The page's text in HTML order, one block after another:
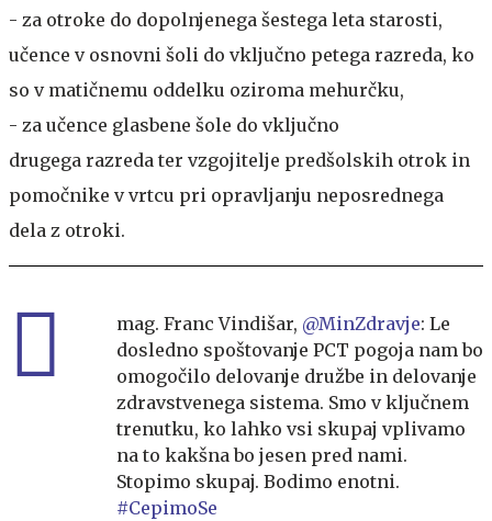
- za otroke do dopolnjenega šestega leta starosti,
učence v osnovni šoli do vključno petega razreda, ko
so v matičnemu oddelku oziroma mehurčku,
- za učence glasbene šole do vključno
drugega razreda ter vzgojitelje predšolskih otrok in
pomočnike v vrtcu pri opravljanju neposrednega
dela z otroki.
mag. Franc Vindišar, @MinZdravje: Le
dosledno spoštovanje PCT pogoja nam bo
omogočilo delovanje družbe in delovanje
zdravstvenega sistema. Smo v ključnem
trenutku, ko lahko vsi skupaj vplivamo
na to kakšna bo jesen pred nami.
Stopimo skupaj. Bodimo enotni.
#CepimoSe